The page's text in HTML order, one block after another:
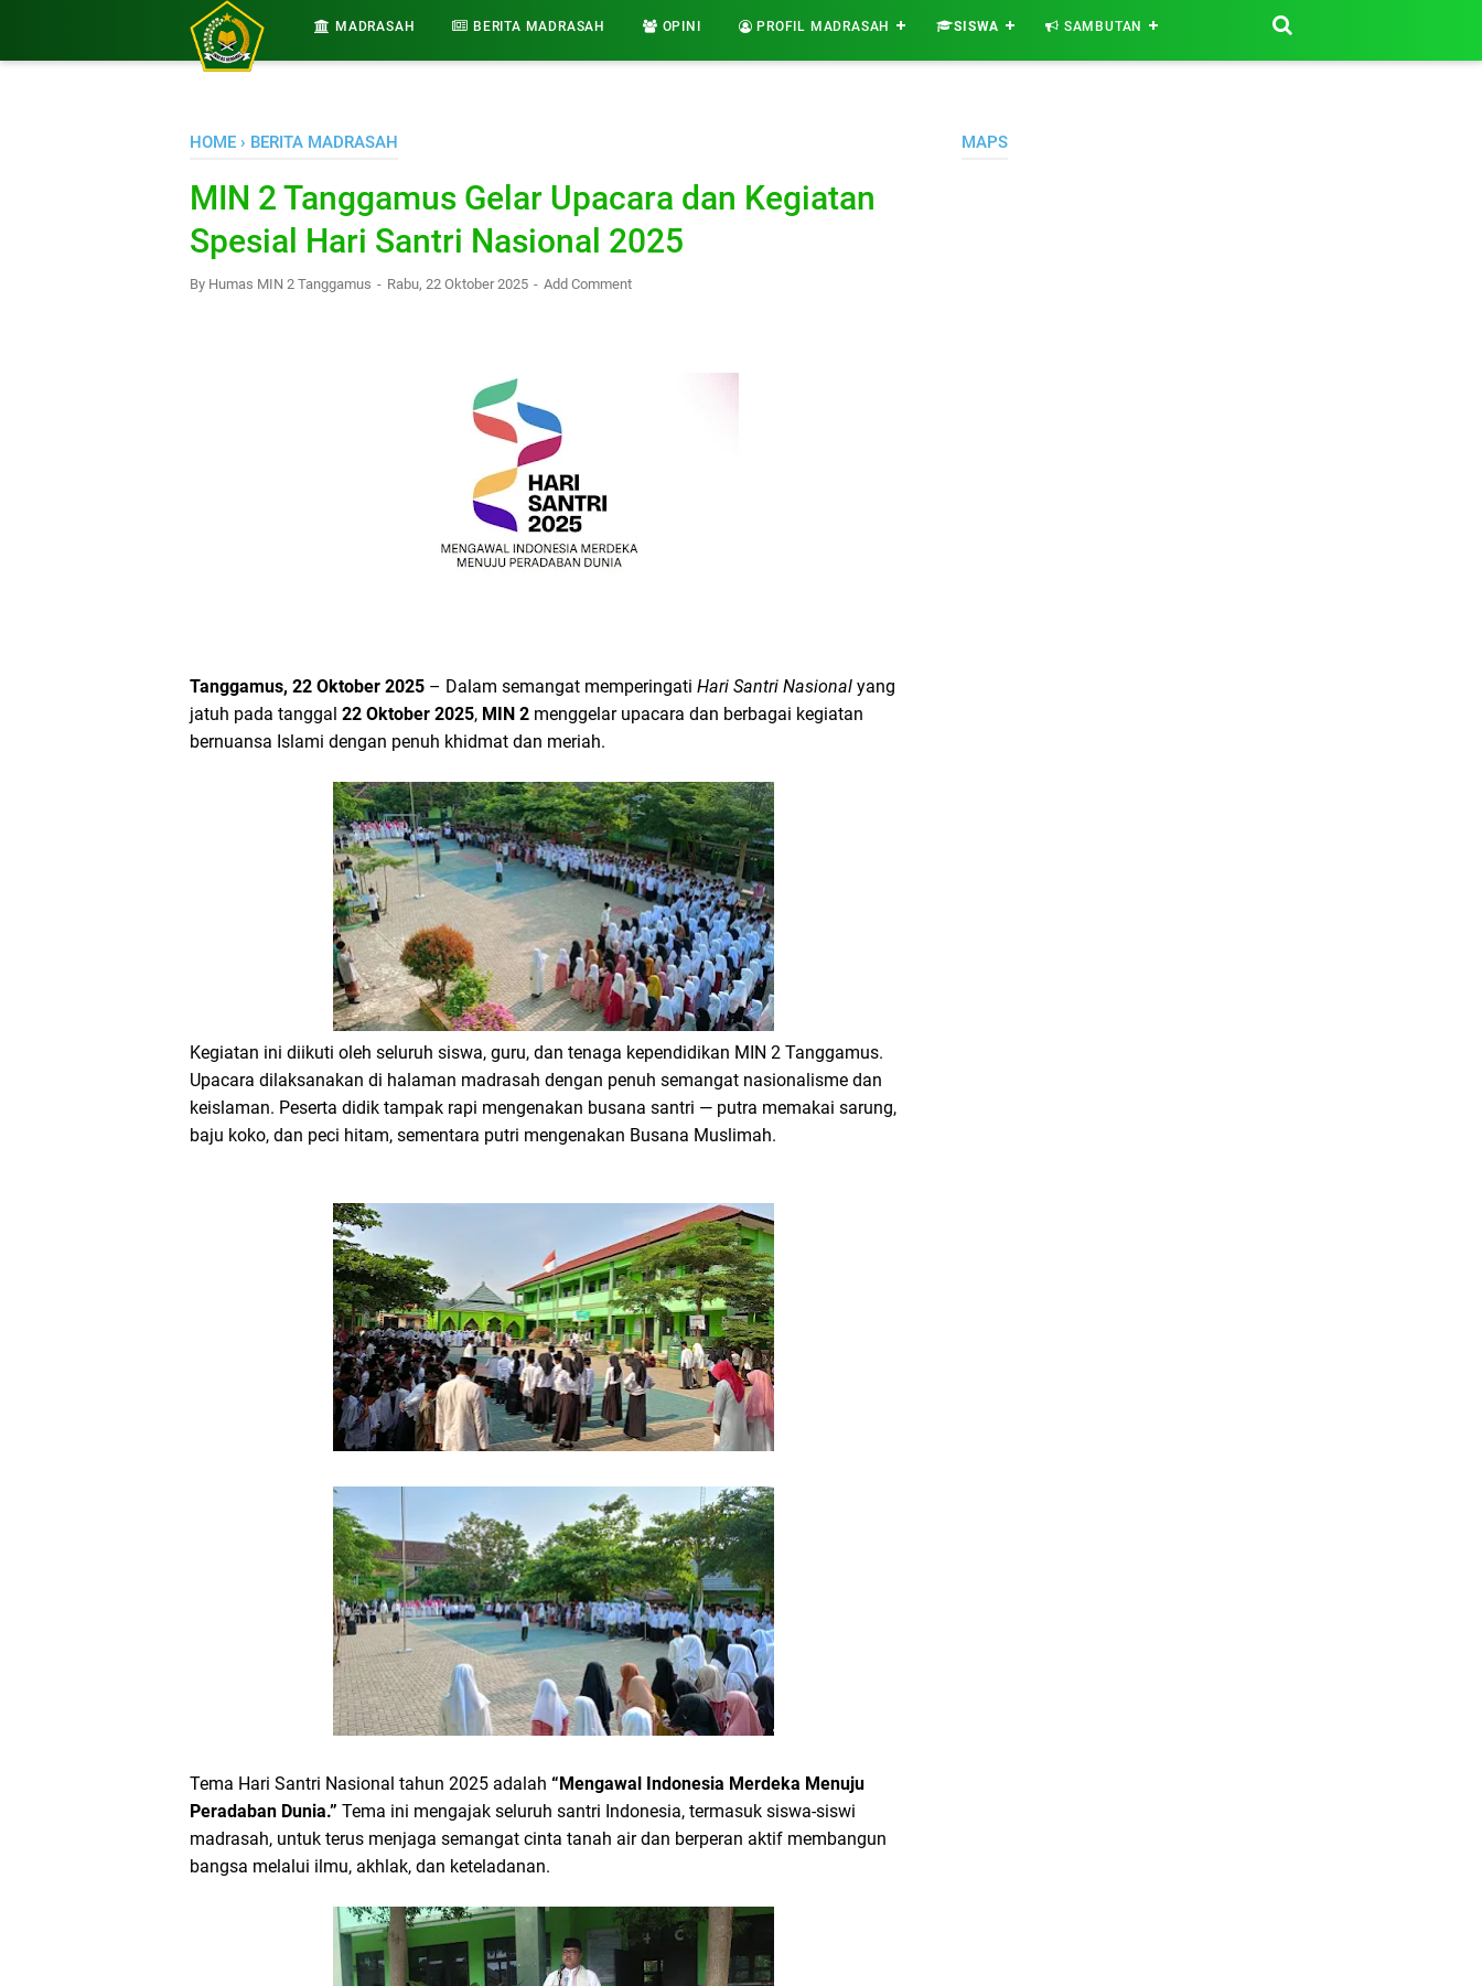
MADRASAH BERITA MADRASAH OPINI PROFIL MADRASAH SISWA SAMBUTAN
HOME › BERITA MADRASAH
MIN 2 Tanggamus Gelar Upacara dan Kegiatan
Spesial Hari Santri Nasional 2025
By Humas MIN 2 Tanggamus Rabu, 22 Oktober 2025 Add Comment
Tanggamus, 22 Oktober 2025 – Dalam semangat memperingati Hari Santri Nasional yang
jatuh pada tanggal 22 Oktober 2025, MIN 2 menggelar upacara dan berbagai kegiatan
bernuansa Islami dengan penuh khidmat dan meriah.
Kegiatan ini diikuti oleh seluruh siswa, guru, dan tenaga kependidikan MIN 2 Tanggamus.
Upacara dilaksanakan di halaman madrasah dengan penuh semangat nasionalisme dan
keislaman. Peserta didik tampak rapi mengenakan busana santri — putra memakai sarung,
baju koko, dan peci hitam, sementara putri mengenakan Busana Muslimah.
Tema Hari Santri Nasional tahun 2025 adalah “Mengawal Indonesia Merdeka Menuju
Peradaban Dunia.” Tema ini mengajak seluruh santri Indonesia, termasuk siswa-siswi
madrasah, untuk terus menjaga semangat cinta tanah air dan berperan aktif membangun
bangsa melalui ilmu, akhlak, dan keteladanan.
MAPS